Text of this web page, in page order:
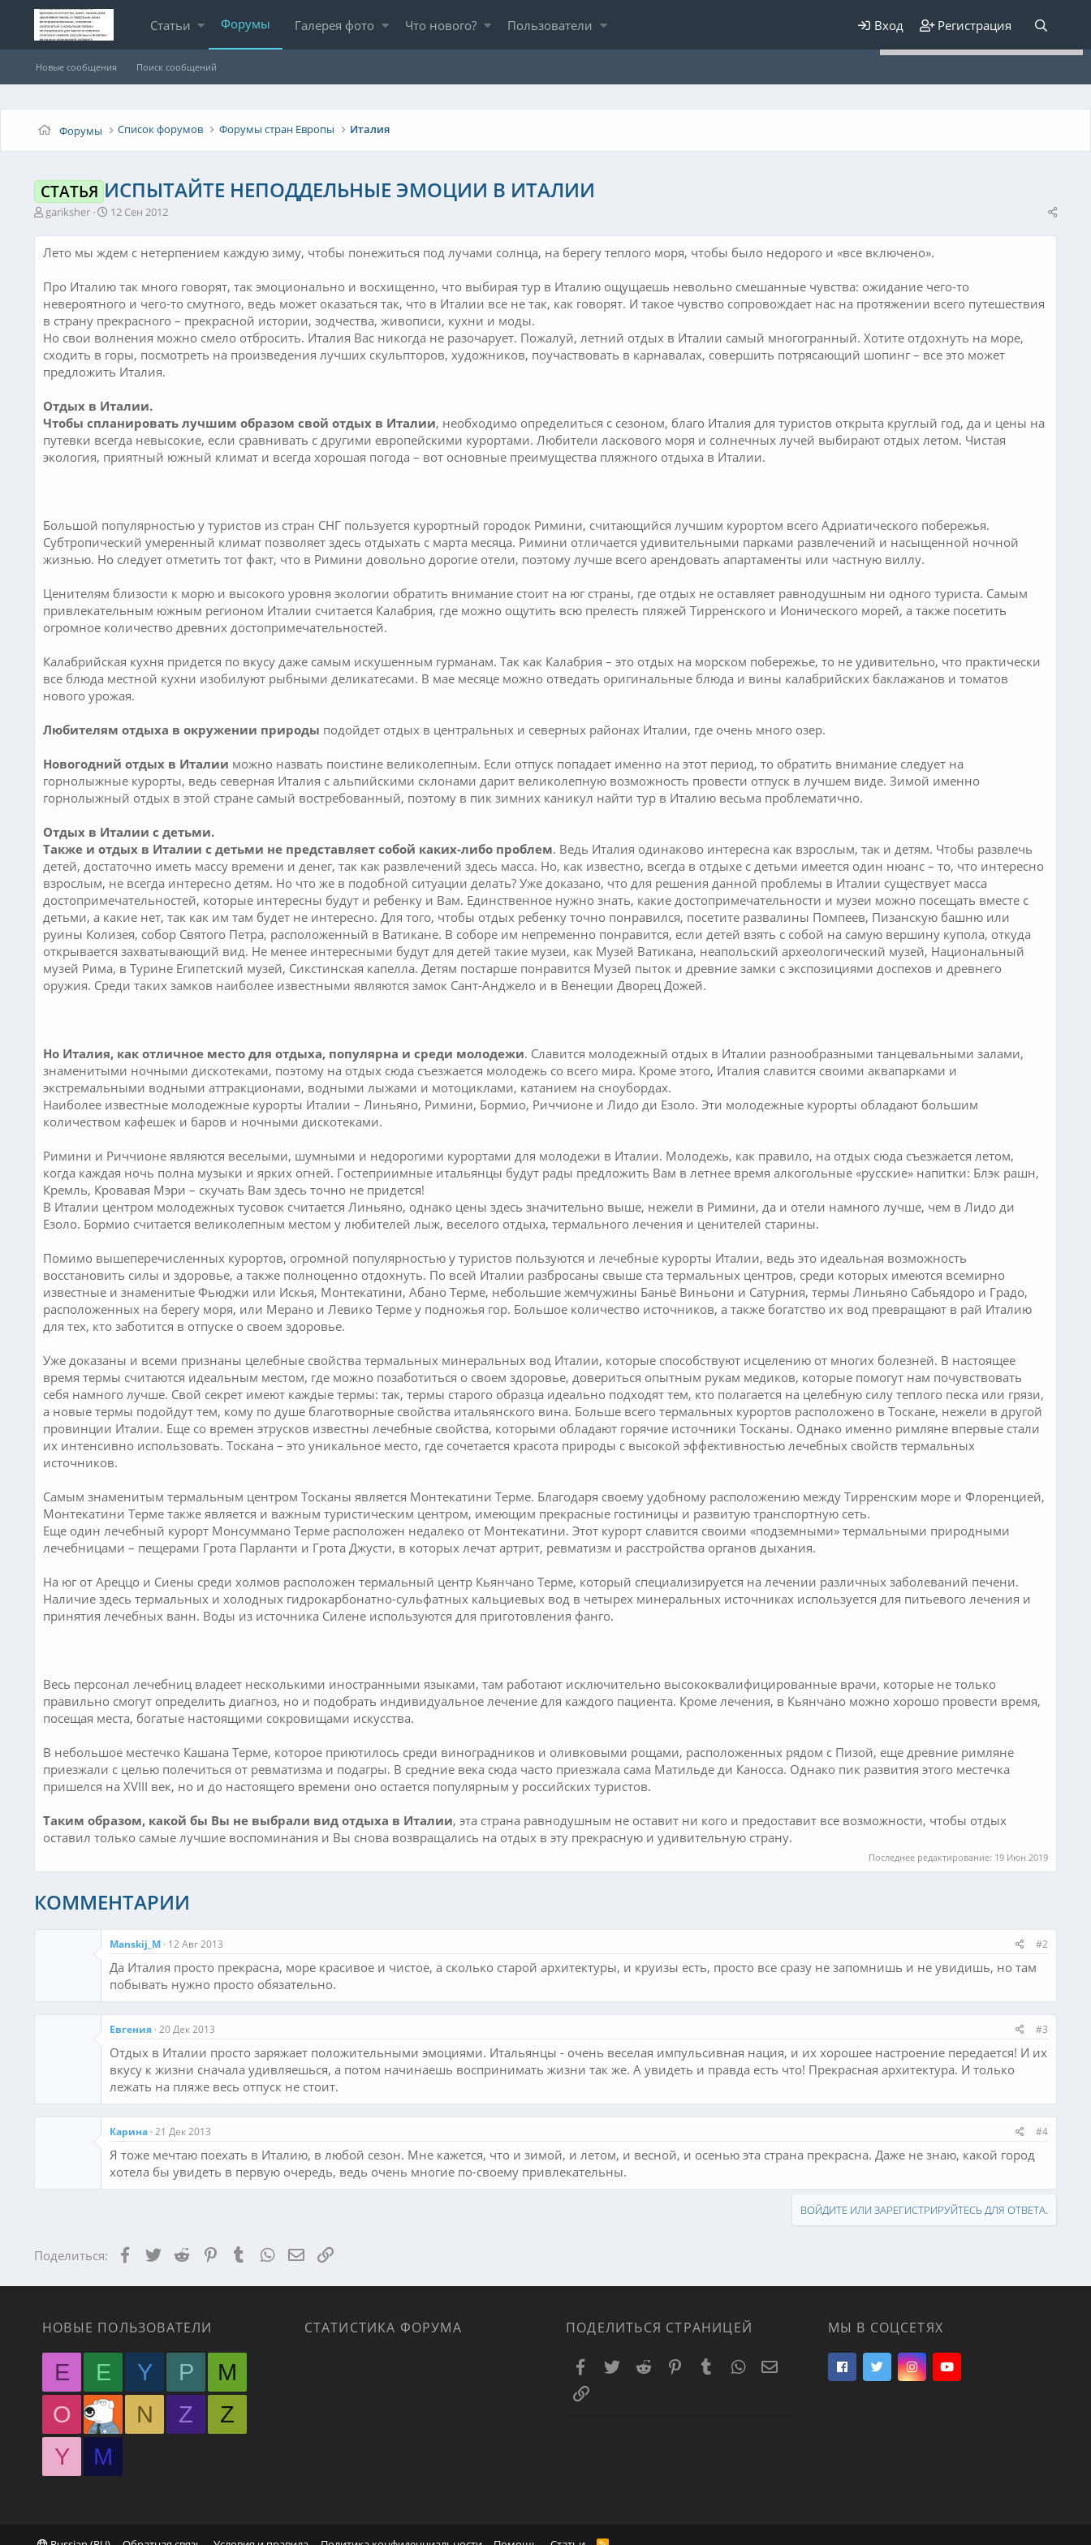
Статьи Форумы Галерея фото Что нового? Пользователи Вход Регистрация
Новые сообщения Поиск сообщений
Форумы Список форумов Форумы стран Европы Италия
СТАТЬЯ ИСПЫТАЙТЕ НЕПОДДЕЛЬНЫЕ ЭМОЦИИ В ИТАЛИИ
А
т
о
т
е
м
ы
gariksher
Д
т
а
а
ч
а
л
а
12 Сен 2012
Лето мы ждем с нетерпением каждую зиму, чтобы понежиться под лучами солнца, на берегу теплого моря, чтобы было недорого и «все включено».
Про Италию так много говорят, так эмоционально и восхищенно, что выбирая тур в Италию ощущаешь невольно смешанные чувства: ожидание чего-то
невероятного и чего-то смутного, ведь может оказаться так, что в Италии все не так, как говорят. И такое чувство сопровождает нас на протяжении всего путешествия
в страну прекрасного – прекрасной истории, зодчества, живописи, кухни и моды.
Но свои волнения можно смело отбросить. Италия Вас никогда не разочарует. Пожалуй, летний отдых в Италии самый многогранный. Хотите отдохнуть на море,
сходить в горы, посмотреть на произведения лучших скульпторов, художников, поучаствовать в карнавалах, совершить потрясающий шопинг – все это может
предложить Италия.
Отдых в Италии.
Чтобы спланировать лучшим образом свой отдых в Италии, необходимо определиться с сезоном, благо Италия для туристов открыта круглый год, да и цены на
путевки всегда невысокие, если сравнивать с другими европейскими курортами. Любители ласкового моря и солнечных лучей выбирают отдых летом. Чистая
экология, приятный южный климат и всегда хорошая погода – вот основные преимущества пляжного отдыха в Италии.
Большой популярностью у туристов из стран СНГ пользуется курортный городок Римини, считающийся лучшим курортом всего Адриатического побережья.
Субтропический умеренный климат позволяет здесь отдыхать с марта месяца. Римини отличается удивительными парками развлечений и насыщенной ночной
жизнью. Но следует отметить тот факт, что в Римини довольно дорогие отели, поэтому лучше всего арендовать апартаменты или частную виллу.
Ценителям близости к морю и высокого уровня экологии обратить внимание стоит на юг страны, где отдых не оставляет равнодушным ни одного туриста. Самым
привлекательным южным регионом Италии считается Калабрия, где можно ощутить всю прелесть пляжей Тирренского и Ионического морей, а также посетить
огромное количество древних достопримечательностей.
Калабрийская кухня придется по вкусу даже самым искушенным гурманам. Так как Калабрия – это отдых на морском побережье, то не удивительно, что практически
все блюда местной кухни изобилуют рыбными деликатесами. В мае месяце можно отведать оригинальные блюда и вины калабрийских баклажанов и томатов
нового урожая.
Любителям отдыха в окружении природы подойдет отдых в центральных и северных районах Италии, где очень много озер.
Новогодний отдых в Италии можно назвать поистине великолепным. Если отпуск попадает именно на этот период, то обратить внимание следует на
горнолыжные курорты, ведь северная Италия с альпийскими склонами дарит великолепную возможность провести отпуск в лучшем виде. Зимой именно
горнолыжный отдых в этой стране самый востребованный, поэтому в пик зимних каникул найти тур в Италию весьма проблематично.
Отдых в Италии с детьми.
Также и отдых в Италии с детьми не представляет собой каких-либо проблем. Ведь Италия одинаково интересна как взрослым, так и детям. Чтобы развлечь
детей, достаточно иметь массу времени и денег, так как развлечений здесь масса. Но, как известно, всегда в отдыхе с детьми имеется один нюанс – то, что интересно
взрослым, не всегда интересно детям. Но что же в подобной ситуации делать? Уже доказано, что для решения данной проблемы в Италии существует масса
достопримечательностей, которые интересны будут и ребенку и Вам. Единственное нужно знать, какие достопримечательности и музеи можно посещать вместе с
детьми, а какие нет, так как им там будет не интересно. Для того, чтобы отдых ребенку точно понравился, посетите развалины Помпеев, Пизанскую башню или
руины Колизея, собор Святого Петра, расположенный в Ватикане. В соборе им непременно понравится, если детей взять с собой на самую вершину купола, откуда
открывается захватывающий вид. Не менее интересными будут для детей такие музеи, как Музей Ватикана, неапольский археологический музей, Национальный
музей Рима, в Турине Египетский музей, Сикстинская капелла. Детям постарше понравится Музей пыток и древние замки с экспозициями доспехов и древнего
оружия. Среди таких замков наиболее известными являются замок Сант-Анджело и в Венеции Дворец Дожей.
Но Италия, как отличное место для отдыха, популярна и среди молодежи. Славится молодежный отдых в Италии разнообразными танцевальными залами,
знаменитыми ночными дискотеками, поэтому на отдых сюда съезжается молодежь со всего мира. Кроме этого, Италия славится своими аквапарками и
экстремальными водными аттракционами, водными лыжами и мотоциклами, катанием на сноубордах.
Наиболее известные молодежные курорты Италии – Линьяно, Римини, Бормио, Риччионе и Лидо ди Езоло. Эти молодежные курорты обладают большим
количеством кафешек и баров и ночными дискотеками.
Римини и Риччионе являются веселыми, шумными и недорогими курортами для молодежи в Италии. Молодежь, как правило, на отдых сюда съезжается летом,
когда каждая ночь полна музыки и ярких огней. Гостеприимные итальянцы будут рады предложить Вам в летнее время алкогольные «русские» напитки: Блэк рашн,
Кремль, Кровавая Мэри – скучать Вам здесь точно не придется!
В Италии центром молодежных тусовок считается Линьяно, однако цены здесь значительно выше, нежели в Римини, да и отели намного лучше, чем в Лидо ди
Езоло. Бормио считается великолепным местом у любителей лыж, веселого отдыха, термального лечения и ценителей старины.
Помимо вышеперечисленных курортов, огромной популярностью у туристов пользуются и лечебные курорты Италии, ведь это идеальная возможность
восстановить силы и здоровье, а также полноценно отдохнуть. По всей Италии разбросаны свыше ста термальных центров, среди которых имеются всемирно
известные и знаменитые Фьюджи или Искья, Монтекатини, Абано Терме, небольшие жемчужины Баньё Виньони и Сатурния, термы Линьяно Сабьядоро и Градо,
расположенных на берегу моря, или Мерано и Левико Терме у подножья гор. Большое количество источников, а также богатство их вод превращают в рай Италию
для тех, кто заботится в отпуске о своем здоровье.
Уже доказаны и всеми признаны целебные свойства термальных минеральных вод Италии, которые способствуют исцелению от многих болезней. В настоящее
время термы считаются идеальным местом, где можно позаботиться о своем здоровье, довериться опытным рукам медиков, которые помогут нам почувствовать
себя намного лучше. Свой секрет имеют каждые термы: так, термы старого образца идеально подходят тем, кто полагается на целебную силу теплого песка или грязи,
а новые термы подойдут тем, кому по душе благотворные свойства итальянского вина. Больше всего термальных курортов расположено в Тоскане, нежели в другой
провинции Италии. Еще со времен этрусков известны лечебные свойства, которыми обладают горячие источники Тосканы. Однако именно римляне впервые стали
их интенсивно использовать. Тоскана – это уникальное место, где сочетается красота природы с высокой эффективностью лечебных свойств термальных
источников.
Самым знаменитым термальным центром Тосканы является Монтекатини Терме. Благодаря своему удобному расположению между Тирренским море и Флоренцией,
Монтекатини Терме также является и важным туристическим центром, имеющим прекрасные гостиницы и развитую транспортную сеть.
Еще один лечебный курорт Монсуммано Терме расположен недалеко от Монтекатини. Этот курорт славится своими «подземными» термальными природными
лечебницами – пещерами Грота Парланти и Грота Джусти, в которых лечат артрит, ревматизм и расстройства органов дыхания.
На юг от Ареццо и Сиены среди холмов расположен термальный центр Кьянчано Терме, который специализируется на лечении различных заболеваний печени.
Наличие здесь термальных и холодных гидрокарбонатно-сульфатных кальциевых вод в четырех минеральных источниках используется для питьевого лечения и
принятия лечебных ванн. Воды из источника Силене используются для приготовления фанго.
Весь персонал лечебниц владеет несколькими иностранными языками, там работают исключительно высококвалифицированные врачи, которые не только
правильно смогут определить диагноз, но и подобрать индивидуальное лечение для каждого пациента. Кроме лечения, в Кьянчано можно хорошо провести время,
посещая места, богатые настоящими сокровищами искусства.
В небольшое местечко Кашана Терме, которое приютилось среди виноградников и оливковыми рощами, расположенных рядом с Пизой, еще древние римляне
приезжали с целью полечиться от ревматизма и подагры. В средние века сюда часто приезжала сама Матильде ди Каносса. Однако пик развития этого местечка
пришелся на XVIII век, но и до настоящего времени оно остается популярным у российских туристов.
Таким образом, какой бы Вы не выбрали вид отдыха в Италии, эта страна равнодушным не оставит ни кого и предоставит все возможности, чтобы отдых
оставил только самые лучшие воспоминания и Вы снова возвращались на отдых в эту прекрасную и удивительную страну.
Последнее редактирование: 19 Июн 2019
КОММЕНТАРИИ
Manskij_M 12 Авг 2013 #2
Да Италия просто прекрасна, море красивое и чистое, а сколько старой архитектуры, и круизы есть, просто все сразу не запомнишь и не увидишь, но там
побывать нужно просто обязательно.
Евгения 20 Дек 2013 #3
Отдых в Италии просто заряжает положительными эмоциями. Итальянцы - очень веселая импульсивная нация, и их хорошее настроение передается! И их
вкусу к жизни сначала удивляешься, а потом начинаешь воспринимать жизни так же. А увидеть и правда есть что! Прекрасная архитектура. И только
лежать на пляже весь отпуск не стоит.
Карина 21 Дек 2013 #4
Я тоже мечтаю поехать в Италию, в любой сезон. Мне кажется, что и зимой, и летом, и весной, и осенью эта страна прекрасна. Даже не знаю, какой город
хотела бы увидеть в первую очередь, ведь очень многие по-своему привлекательны.
ВОЙДИТЕ ИЛИ ЗАРЕГИСТРИРУЙТЕСЬ ДЛЯ ОТВЕТА.
Поделиться: Facebook
TwitterReddit PinterestTumblr WhatsApp
Электронная почта
Ссылка
НОВЫЕ ПОЛЬЗОВАТЕЛИ
E E Y P
M
O
N Z
Z
Y
М
СТАТИСТИКА ФОРУМА ПОДЕЛИТЬСЯ СТРАНИЦЕЙ
Facebook
TwitterReddit PinterestTumblrWhatsAppЭлектронная почта
Ссылка
МЫ В СОЦСЕТЯХ
Для любых предложений по